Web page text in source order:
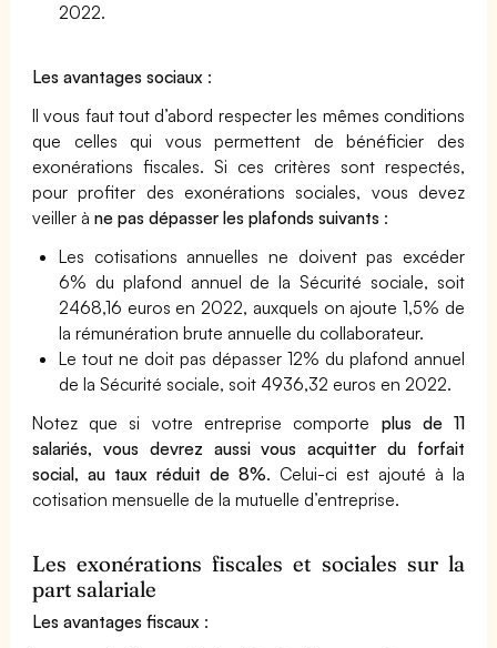
2022.
Les avantages sociaux :
Il vous faut tout d’abord respecter les mêmes conditions
que celles qui vous permettent de bénéficier des
exonérations fiscales. Si ces critères sont respectés,
pour profiter des exonérations sociales, vous devez
veiller àne pas dépasser les plafonds suivants :
Les cotisations annuelles ne doivent pas excéder
6% du plafond annuel de la Sécurité sociale, soit
2468,16 euros en 2022, auxquels on ajoute 1,5% de
la rémunération brute annuelle du collaborateur.
Le tout ne doit pas dépasser 12% du plafond annuel
de la Sécurité sociale, soit 4936,32 euros en 2022.
Notez que si votre entreprise comporte plus de 11
salariés, vous devrez aussi vous acquitter du forfait
social, au taux réduit de 8%. Celui-ci est ajouté à la
cotisation mensuelle de la mutuelle d’entreprise.
Les exonérations fiscales et sociales sur la
part salariale
Les avantages fiscaux :